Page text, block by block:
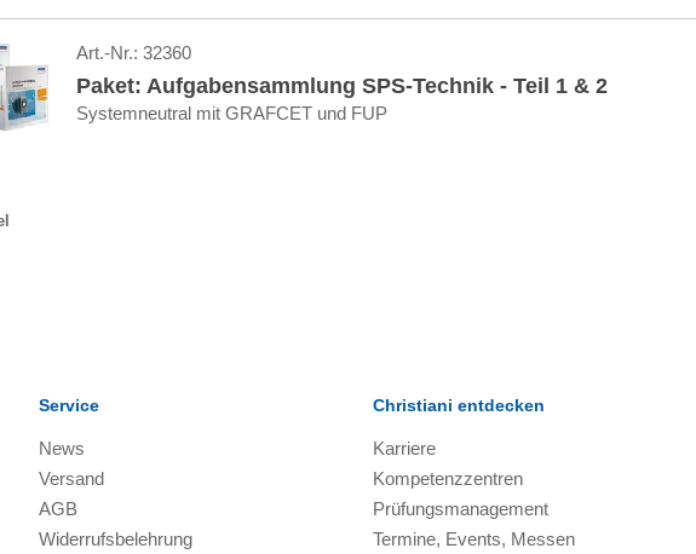
Art.-Nr.: 32360
Paket: Aufgabensammlung SPS-Technik - Teil 1 & 2
Systemneutral mit GRAFCET und FUP
Service
News
Versand
AGB
Widerrufsbelehrung
Christiani entdecken
Karriere
Kompetenzzentren
Prüfungsmanagement
Termine, Events, Messen